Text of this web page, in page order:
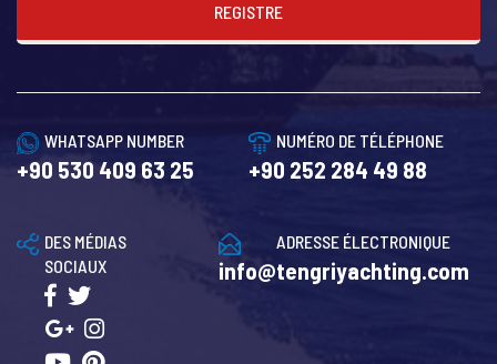
REGISTRE
WHATSAPP NUMBER
+90 530 409 63 25
NUMÉRO DE TÉLÉPHONE
+90 252 284 49 88
ADRESSE ÉLECTRONIQUE
info@tengriyachting.com
DES MÉDIAS
SOCIAUX